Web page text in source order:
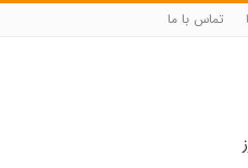
تماس با ما